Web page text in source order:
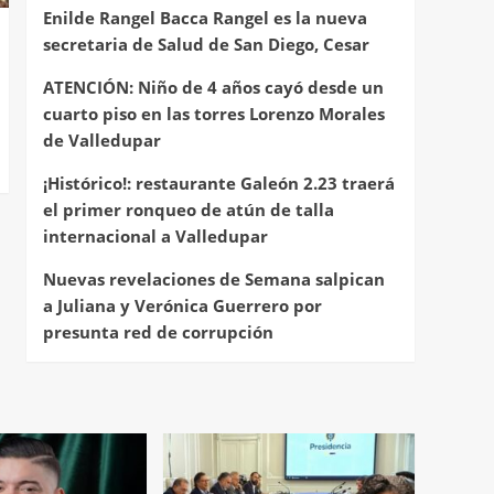
Enilde Rangel Bacca Rangel es la nueva
secretaria de Salud de San Diego, Cesar
ATENCIÓN: Niño de 4 años cayó desde un
cuarto piso en las torres Lorenzo Morales
de Valledupar
¡Histórico!: restaurante Galeón 2.23 traerá
el primer ronqueo de atún de talla
internacional a Valledupar
Nuevas revelaciones de Semana salpican
a Juliana y Verónica Guerrero por
presunta red de corrupción